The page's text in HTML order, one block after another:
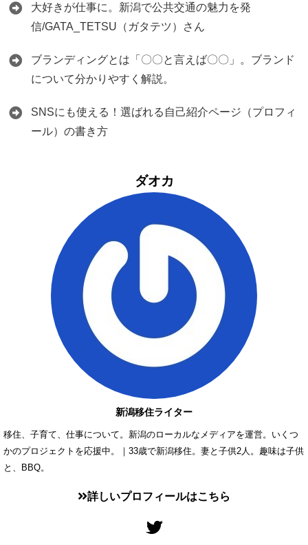
大好きが仕事に。新潟で公共交通の魅力を発
信/GATA_TETSU（ガタテツ）さん
ブランディングとは「〇〇と言えば〇〇」。ブランド
について分かりやすく解説。
SNSにも使える！選ばれる自己紹介ページ（プロフィ
ール）の書き方
ダオカ
新潟移住ライター
移住、子育て、仕事について。新潟のローカルなメディアを運営。いくつ
かのプロジェクトを応援中。｜33歳で新潟移住。妻と子供2人。趣味は子供
と、BBQ。
詳しいプロフィールはこちら